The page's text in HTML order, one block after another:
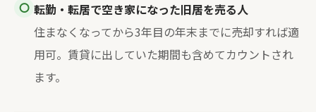
⭕ 転勤・転居で空き家になった旧居を売る人
住まなくなってから3年目の年末までに売却すれば適
用可。賃貸に出していた期間も含めてカウントされ
ます。